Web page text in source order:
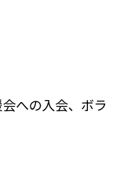
への入会、ボラ